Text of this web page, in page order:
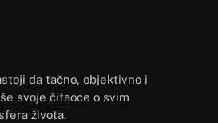
da tačno, objektivno i
svoje čitaoce o svim
života.